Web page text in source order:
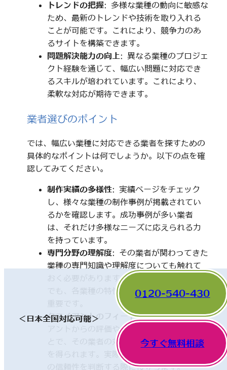
トレンドの把握: 多様な業種の動向に敏感な
ため、最新のトレンドや技術を取り入れる
ことが可能です。これにより、競争力のあ
るサイトを構築できます。
問題解決能力の向上: 異なる業種のプロジェ
クト経験を通じて、幅広い問題に対応でき
るスキルが培われています。これにより、
柔軟な対応が期待できます。
業者選びのポイント
では、幅広い業種に対応できる業者を探すための
具体的なポイントは何でしょうか。以下の点を確
認してみてください。
制作実績の多様性: 実績ページをチェック
し、様々な業種の制作事例が掲載されてい
るかを確認します。成功事例が多い業者
は、それだけ多様なニーズに応えられる力
を持っています。
専門分野の理解度: その業者が関わってきた
業種の専門知識や理解度についても触れて
おく必要があります。一見、異なった分野
でも、各業種の特性を理解していることが
クライアントのフィードバック: 他のクライ
アントからの評価やレビューを確認するこ
とで、その業者の対応や成果に関する情報
を得られます。実際の利用者の声は、業者
の信頼性を判断する際に役立ちます。
＜日本全国対応可能＞
0120-540-430
今すぐ無料相談